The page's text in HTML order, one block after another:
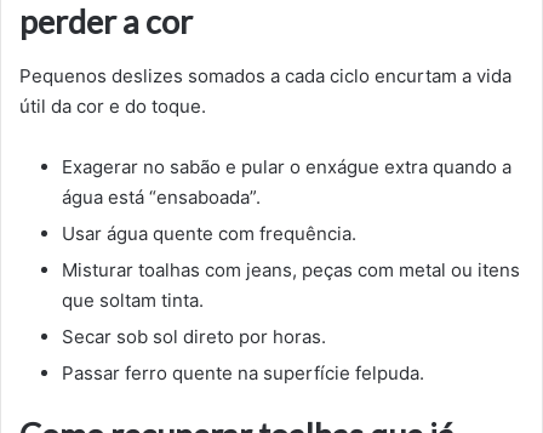
perder a cor
Pequenos deslizes somados a cada ciclo encurtam a vida
útil da cor e do toque.
Exagerar no sabão e pular o enxágue extra quando a
água está “ensaboada”.
Usar água quente com frequência.
Misturar toalhas com jeans, peças com metal ou itens
que soltam tinta.
Secar sob sol direto por horas.
Passar ferro quente na superfície felpuda.